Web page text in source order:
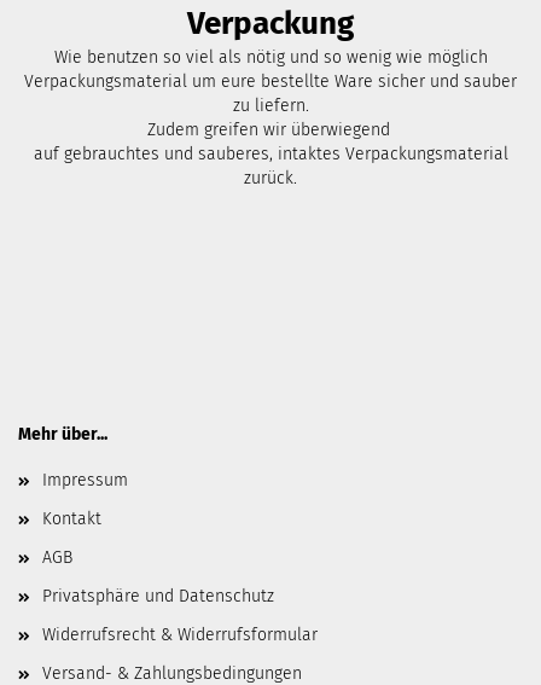
Verpackung
Wie benutzen so viel als nötig und so wenig wie möglich
Verpackungsmaterial um eure bestellte Ware sicher und sauber
zu liefern.
Zudem greifen wir überwiegend
auf gebrauchtes und sauberes, intaktes Verpackungsmaterial
zurück.
Mehr über...
Impressum
Kontakt
AGB
Privatsphäre und Datenschutz
Widerrufsrecht & Widerrufsformular
Versand- & Zahlungsbedingungen